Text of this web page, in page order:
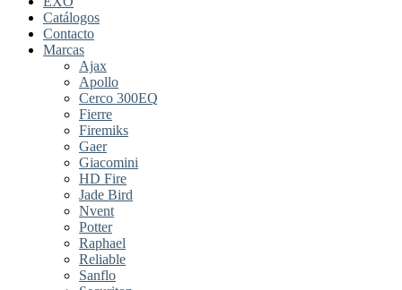
Catálogos
Contacto
Marcas
Ajax
Apollo
Cerco 300EQ
Fierre
Firemiks
Gaer
Giacomini
HD Fire
Jade Bird
Nvent
Potter
Raphael
Reliable
Sanflo